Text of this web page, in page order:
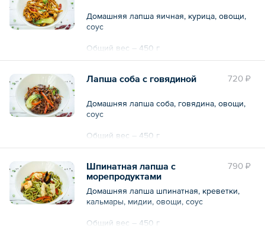
Домашняя лапша яичная, курица, овощи,
соус
Общий вес – 450 г
720 ₽
Лапша соба с говядиной
Домашняя лапша соба, говядина, овощи,
соус
Общий вес – 450 г
790 ₽
Шпинатная лапша с
морепродуктами
Домашняя лапша шпинатная, креветки,
кальмары, мидии, овощи, соус
Общий вес – 450 г